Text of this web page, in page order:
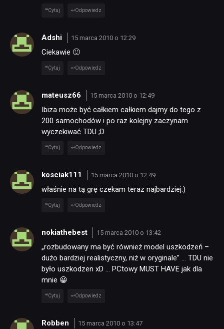
NEWSY
RECENZJE
PUBLICYSTYKA
KULTURA
Cytuj Odpowiedz
Adshi 15 marca 2010 o 12:29
Ciekawie 🙂
Cytuj Odpowiedz
mateusz66 15 marca 2010 o 12:49
Ibiza może być całkiem całkiem dajmy do tego z
200 samochodów i po raz kolejny zaczynam
wyczekiwać TDU ;D
Cytuj Odpowiedz
kosciak111 15 marca 2010 o 12:49
właśnie na tą grę czekam teraz najbardziej:)
Cytuj Odpowiedz
nokiathebest 15 marca 2010 o 13:42
„rozbudowany ma być również model uszkodzeń –
dużo bardziej realistyczny, niż w oryginale” … TDU nie
było uszkodzen xD … PCtowy MUST HAVE jak dla
mnie 😀
Cytuj Odpowiedz
Robben 15 marca 2010 o 13:47